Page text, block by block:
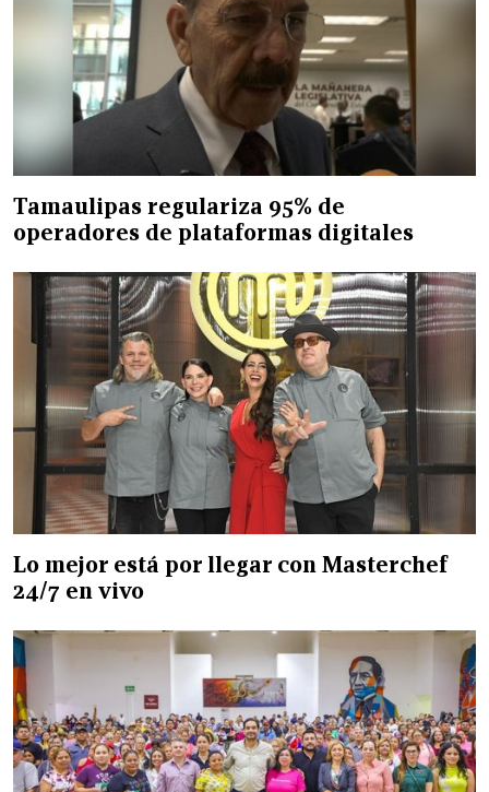
Tamaulipas regulariza 95% de
operadores de plataformas digitales
Lo mejor está por llegar con Masterchef
24/7 en vivo